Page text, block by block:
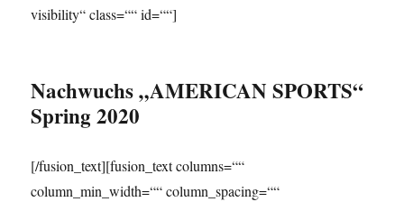
visibility“ class=““ id=““]
Nachwuchs „AMERICAN SPORTS“
Spring 2020
[/fusion_text][fusion_text columns=““
column_min_width=““ column_spacing=““